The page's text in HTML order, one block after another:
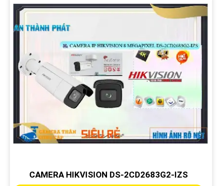
CAMERA HIKVISION DS-2CD2683G2-IZS